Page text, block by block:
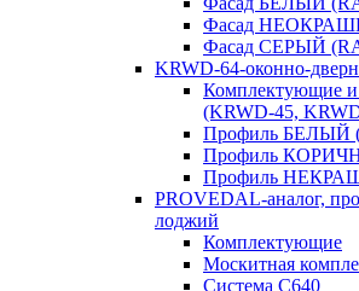
Фасад
Фасад СЕРЫЙ
KRWD-64-оконно-
Комплектующие и
(KRWD-45,
Профиль БЕЛЫЙ
Профиль
Профиль
PROVEDAL-аналог,
лоджий
Комплектующие
Москитная
Система C640